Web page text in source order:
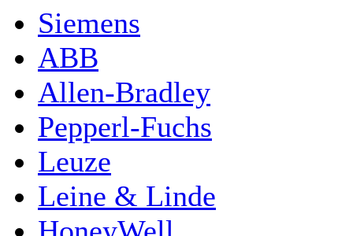
Siemens
ABB
Allen-Bradley
Pepperl-Fuchs
Leuze
Leine & Linde